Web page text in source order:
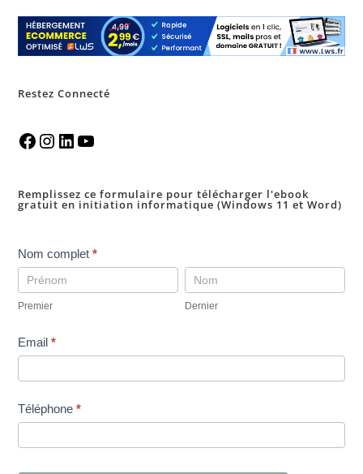
Restez Connecté
Remplissez ce formulaire pour télécharger l'ebook
gratuit en initiation informatique (Windows 11 et Word)
pop
up
telechargement
ebookINI-
Nom complet*
Premier
Premier
Dernier
Dernier
Email*
Téléphone*